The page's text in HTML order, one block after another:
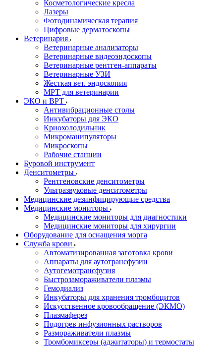
Косметологические кресла
Лазеры
Фотодинамическая терапия
Цифровые дерматоскопы
Ветеринария
Ветеринарные анализаторы
Ветеринарные видеоэндоскопы
Ветеринарные рентген-аппараты
Ветеринарные УЗИ
Жесткая вет. эндоскопия
МРТ для ветеринарии
ЭКО и ВРТ
Антивибрационные столы
Инкубаторы для ЭКО
Криохолодильник
Микроманипуляторы
Микроскопы
Рабочие станции
Буровой инструмент
Денситометры
Рентгеновские денситометры
Ультразвуковые денситометры
Медицинские дезинфицирующие средства
Медицинские мониторы
Медицинские мониторы для диагностики
Медицинские мониторы для хирургии
Оборудование для оснащения морга
Служба крови
Автоматизированная заготовка крови
Аппараты для аутотрансфузии
Аутогемотрансфузия
Быстрозамораживатели плазмы
Гемодиализ
Инкубаторы для хранения тромбоцитов
Искусственное кровообращение (ЭКМО)
Плазмаферез
Подогрев инфузионных растворов
Размораживатели плазмы
Тромбомиксеры (аджитаторы) и термостаты